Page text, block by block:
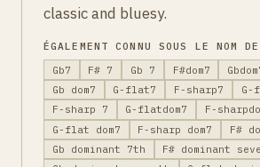
classic and bluesy.
ÉGALEMENT CONNU SOUS LE NOM DE
Gb7
F# 7 Gb 7 F#dom7
Gb dom7
G-flat7 F-sharp7
F-sharp 7
G-flatdom7
F-
G-flat dom7
F-sharp dom7
F#
Gb dominant 7th
F# dominant